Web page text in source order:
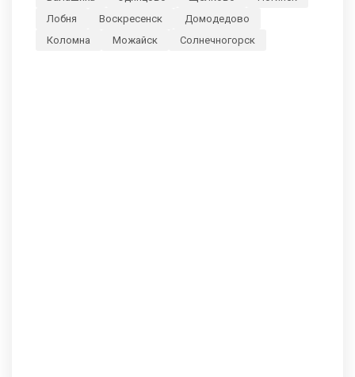
Лобня
Воскресенск
Домодедово
Коломна
Можайск Солнечногорск